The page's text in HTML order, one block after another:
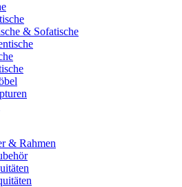
& Sofatische
& Rahmen